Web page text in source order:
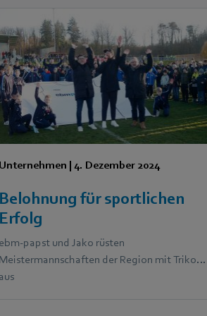
Unternehmen | 4. Dezember 2024
Belohnung für sportlichen
Erfolg
ebm‑papst und Jako rüsten
Meistermannschaften der Region mit Trikots
aus